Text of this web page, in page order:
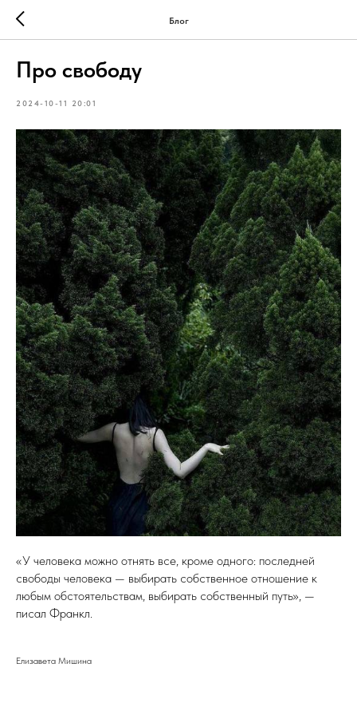
Блог
Про свободу
2024-10-11 20:01
«У человека можно отнять все, кроме одного: последней
свободы человека — выбирать собственное отношение к
любым обстоятельствам, выбирать собственный путь», —
писал Франкл.
Елизавета Мишина